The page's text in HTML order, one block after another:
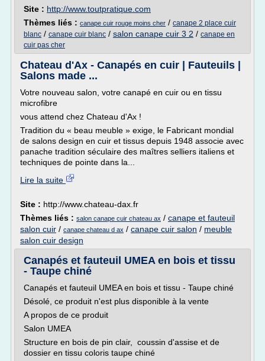
Site : http://www.toutpratique.com
Thèmes liés : canape cuir rouge moins cher / canape 2 place cuir
blanc / canape cuir blanc / salon canape cuir 3 2 / canape en
cuir pas cher
Chateau d'Ax - Canapés en cuir | Fauteuils |
Salons made ...
Votre nouveau salon, votre canapé en cuir ou en tissu
microfibre
vous attend chez Chateau d'Ax !
Tradition du « beau meuble » exige, le Fabricant mondial
de salons design en cuir et tissus depuis 1948 associe avec
panache tradition séculaire des maîtres selliers italiens et
techniques de pointe dans la...
Lire la suite
Site : http://www.chateau-dax.fr
Thèmes liés : salon canape cuir chateau ax / canape et fauteuil
salon cuir / canape chateau d ax / canape cuir salon / meuble
salon cuir design
Canapés et fauteuil UMEA en bois et tissu
- Taupe chiné
Canapés et fauteuil UMEA en bois et tissu - Taupe chiné
Désolé, ce produit n'est plus disponible à la vente
A propos de ce produit
Salon UMEA
Structure en bois de pin clair, coussin d'assise et de
dossier en tissu coloris taupe chiné